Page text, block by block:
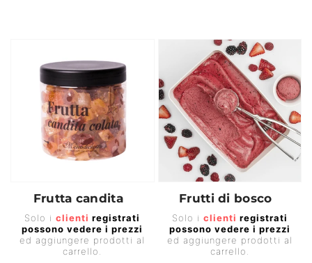
Frutta candita
Prezzo
di
Solo iclienti registrati
possono vedere i prezzi
ed aggiungere prodotti al
carrello.
Frutti di bosco
Prezzo
di
Solo i clienti registrati
possono vedere i prezzi
ed aggiungere prodotti al
carrello.